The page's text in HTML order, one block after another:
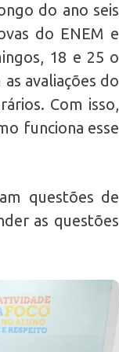
do ano seis
do ENEM e
18 e 25 o
avaliações do
Com isso,
funciona esse
questões de
as questões